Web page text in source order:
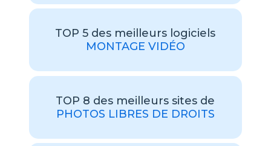
TOP 5 des meilleurs logiciels
MONTAGE VIDÉO
TOP 8 des meilleurs sites de
PHOTOS LIBRES DE DROITS